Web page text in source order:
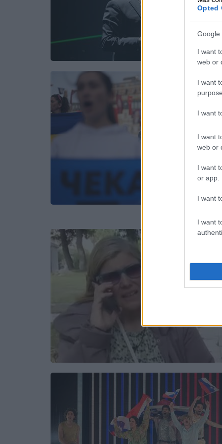
Opted
Google
I want
web or
I want
I want
I want
web or
I want
or app.
I want
I want